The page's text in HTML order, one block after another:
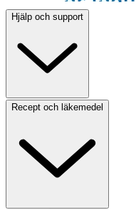
Hjälp och support
Recept och läkemedel